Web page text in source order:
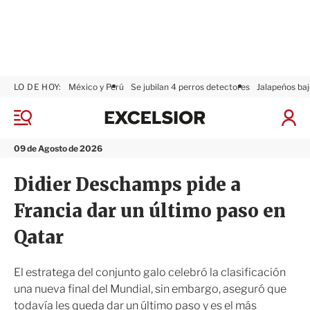
M
n
09 de Agosto de 2026
LO DE HOY: México y Perú Se jubilan 4 perros detectores Jalapeños
I
x
s
i
r
Didier Deschamps pide a
Francia dar un último paso en
Qatar
El estratega del conjunto galo celebró la clasificación
una nueva final del Mundial, sin embargo, aseguró que
todavía les queda dar un último paso y es el más